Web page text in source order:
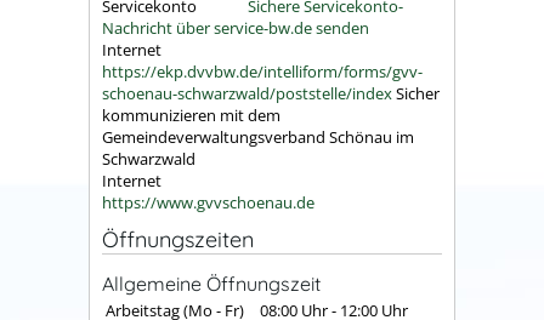
Servicekonto
Sichere Servicekonto-
Nachricht über service-bw.de senden
Internet
https://ekp.dvvbw.de/intelliform/forms/gvv-
schoenau-schwarzwald/poststelle/indexSicher
kommunizieren mit dem
Gemeindeverwaltungsverband Schönau im
Schwarzwald
Internet
https://www.gvvschoenau.de
Öffnungszeiten
Allgemeine Öffnungszeit
Arbeitstag (Mo - Fr) 08:00 Uhr- 12:00 Uhr